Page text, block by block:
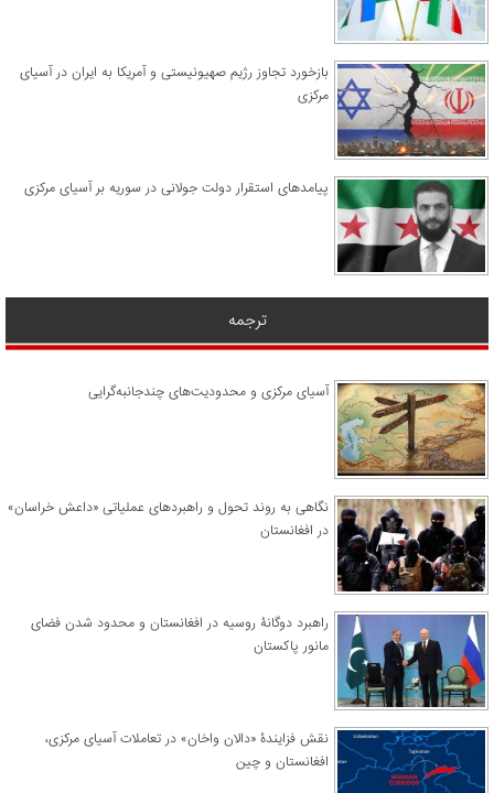
​بازخورد تجاوز رژیم صهیونیستی و آمریکا به ایران در آسیای
مرکزی
پیامدهای استقرار دولت جولانی در سوریه بر آسیای مرکزی
ترجمه
آسیای مرکزی و محدودیت‌های چندجانبه‌گرایی
نگاهی به روند تحول و راهبردهای عملیاتی «داعش خراسان»
در افغانستان
راهبرد دوگانۀ روسیه در افغانستان و محدود شدن فضای
مانور پاکستان
نقش فزایندۀ «دالان واخان» در تعاملات آسیای مرکزی،
افغانستان و چین